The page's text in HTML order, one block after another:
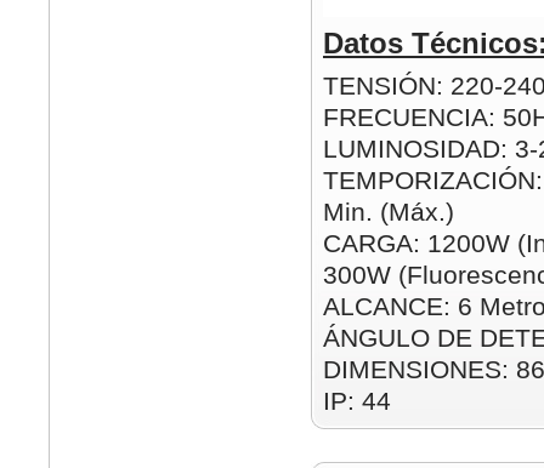
Datos
TENSIÓN: 220-
FRECUENCIA:
LUMINOSIDAD:
Min. (Máx.)
CARGA: 1200W
300W
ALCANCE: 6
ÁNGULO DE
DIMENSIONES:
IP: 44